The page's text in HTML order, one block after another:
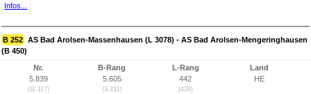
Infos...
B 252 AS Bad Arolsen-Massenhausen (L 3078) - AS Bad Arolsen-Mengeringhausen
(B 450)
Nr.
5.839
(11.117)
B-Rang
5.605
(3.231)
L-Rang
442
(429)
Land
HE